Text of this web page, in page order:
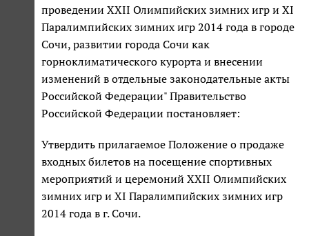
проведении XXII Олимпийских зимних игр и XI
Паралимпийских зимних игр 2014 года в городе
Сочи, развитии города Сочи как
горноклиматического курорта и внесении
изменений в отдельные законодательные акты
Российской Федерации" Правительство
Российской Федерации постановляет:
Утвердить прилагаемое Положение о продаже
входных билетов на посещение спортивных
мероприятий и церемоний XXII Олимпийских
зимних игр и XI Паралимпийских зимних игр
2014 года в г. Сочи.